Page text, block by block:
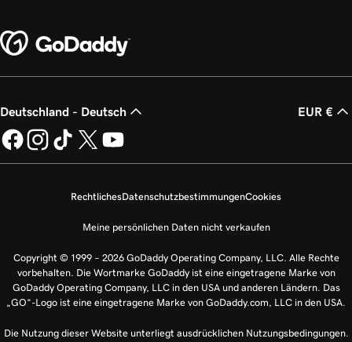
Deutschland - Deutsch EUR €
RechtlichesDatenschutzbestimmungenCookies
Meine persönlichen Daten nicht verkaufen
Copyright © 1999 – 2026 GoDaddy Operating Company, LLC. Alle Rechte
vorbehalten. Die Wortmarke GoDaddy ist eine eingetragene Marke von
GoDaddy Operating Company, LLC in den USA und anderen Ländern. Das
„GO“-Logo ist eine eingetragene Marke von GoDaddy.com, LLC in den USA.
Die Nutzung dieser Website unterliegt ausdrücklichen Nutzungsbedingungen.